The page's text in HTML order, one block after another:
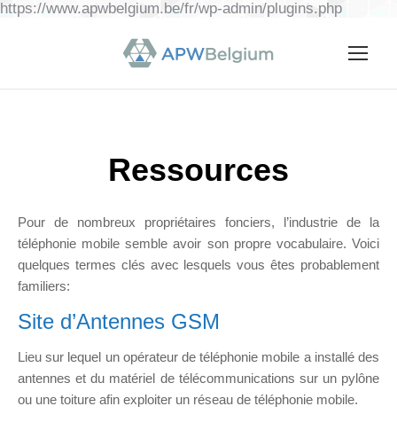
https://www.apwbelgium.be/fr/wp-admin/plugins.php
Ressources
Pour de nombreux propriétaires fonciers, l’industrie de la
téléphonie mobile semble avoir son propre vocabulaire. Voici
quelques termes clés avec lesquels vous êtes probablement
familiers:
Site d’Antennes GSM
Lieu sur lequel un opérateur de téléphonie mobile a installé des
antennes et du matériel de télécommunications sur un pylône
ou une toiture afin exploiter un réseau de téléphonie mobile.